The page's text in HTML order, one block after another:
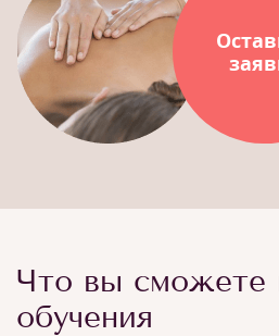
Что вы сможете
обучения